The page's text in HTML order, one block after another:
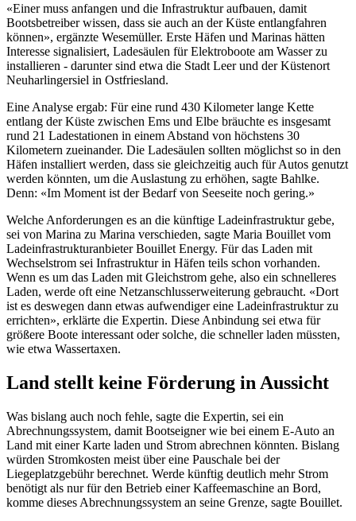
«Einer muss anfangen und die Infrastruktur aufbauen, damit
Bootsbetreiber wissen, dass sie auch an der Küste entlangfahren
können», ergänzte Wesemüller. Erste Häfen und Marinas hätten
Interesse signalisiert, Ladesäulen für Elektroboote am Wasser zu
installieren - darunter sind etwa die Stadt Leer und der Küstenort
Neuharlingersiel in Ostfriesland.
Eine Analyse ergab: Für eine rund 430 Kilometer lange Kette
entlang der Küste zwischen Ems und Elbe bräuchte es insgesamt
rund 21 Ladestationen in einem Abstand von höchstens 30
Kilometern zueinander. Die Ladesäulen sollten möglichst so in den
Häfen installiert werden, dass sie gleichzeitig auch für Autos genutzt
werden könnten, um die Auslastung zu erhöhen, sagte Bahlke.
Denn: «Im Moment ist der Bedarf von Seeseite noch gering.»
Welche Anforderungen es an die künftige Ladeinfrastruktur gebe,
sei von Marina zu Marina verschieden, sagte Maria Bouillet vom
Ladeinfrastrukturanbieter Bouillet Energy. Für das Laden mit
Wechselstrom sei Infrastruktur in Häfen teils schon vorhanden.
Wenn es um das Laden mit Gleichstrom gehe, also ein schnelleres
Laden, werde oft eine Netzanschlusserweiterung gebraucht. «Dort
ist es deswegen dann etwas aufwendiger eine Ladeinfrastruktur zu
errichten», erklärte die Expertin. Diese Anbindung sei etwa für
größere Boote interessant oder solche, die schneller laden müssten,
wie etwa Wassertaxen.
Land stellt keine Förderung in Aussicht
Was bislang auch noch fehle, sagte die Expertin, sei ein
Abrechnungssystem, damit Bootseigner wie bei einem E-Auto an
Land mit einer Karte laden und Strom abrechnen könnten. Bislang
würden Stromkosten meist über eine Pauschale bei der
Liegeplatzgebühr berechnet. Werde künftig deutlich mehr Strom
benötigt als nur für den Betrieb einer Kaffeemaschine an Bord,
komme dieses Abrechnungssystem an seine Grenze, sagte Bouillet.